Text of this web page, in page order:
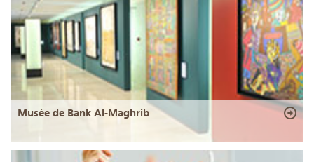
Musée de Bank Al-Maghrib